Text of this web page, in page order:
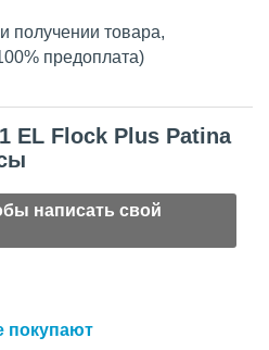
получении товара,
предоплата)
EL Flock Plus Patina
написать свой
покупают